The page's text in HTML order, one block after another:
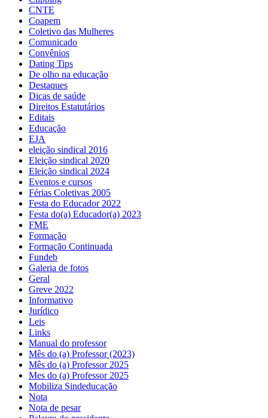
CNTE
Coapem
Coletivo das Mulheres
Comunicado
Convênios
Dating Tips
De olho na educação
Destaques
Dicas de saúde
Direitos Estatutários
Editais
Educação
EJA
eleição sindical 2016
Eleição sindical 2020
Eleição sindical 2024
Eventos e cursos
Férias Coletivas 2005
Festa do Educador 2022
Festa do(a) Educador(a) 2023
FME
Formação
Formação Continuada
Fundeb
Galeria de fotos
Geral
Greve 2022
Informativo
Jurídico
Leis
Links
Manual do professor
Mês do (a) Professor (2023)
Mês do (a) Professor 2025
Mes do (a) Professor 2025
Mobiliza Sindeducação
Nota
Nota de pesar